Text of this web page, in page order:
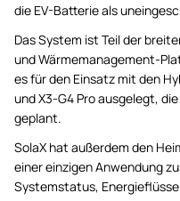
die EV-Batterie als
Das System ist Teil der
und Wärmemanagement-
es für den Einsatz mit den
und X3-G4 Pro ausgelegt,
geplant.
SolaX hat außerdem den
einer einzigen Anwendung
Systemstatus,